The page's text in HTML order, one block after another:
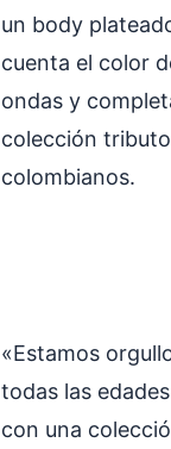
un body
cuenta el color
ondas y
colección
colombianos.
«Estamos
todas las
con una